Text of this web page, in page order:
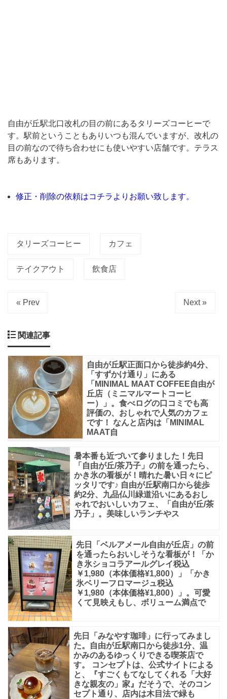
と
も
あ
り
つ
ん
い
す
改
札
の
目
の
前
な
の
で
待
ち
合
わ
せ
に
も
使
い
や
す
い
店
舗
で
自由が丘駅北口改札の目の前にあるタリーズコーヒーで
す。駅前ということもありいつも混んでいますが、改札の
目の前なので待ち合わせにも使いやすい店舗です。テラス
席もあります。
修正・削除の依頼はコチラよりお願い致します。
タリーズコーヒー カフェ
テイクアウト 飲食店
« Prev Next »
関連記事
自由が丘駅正面口から徒歩約4分、
「すずかけ通り」にある
「MINIMAL MAAT COFFEE自由が
丘店（ミニマルマートコーヒ
ー）」。食べログの口コミでも高
評価の、おしゃれで人気のカフェ
です！ なんと店内は「MINIMAL
MAAT自
暑本番も近づいて参りました！先日
「自由が丘/茶乃子」の前を通ったら、
かき氷の看板が！晴れた暑い日々にピ
ッタリです♪ 自由が丘駅南口から徒歩
約2分、九品仏川緑道沿いにあるおし
ゃれでおいしいカフェ、「自由が丘/茶
乃子」。美味しいランチやス
先日「ベルアメール自由が丘店」の前
を通ったらおいしそうな看板が！「か
き氷ショコラアールグレイ税込
￥1,980（本体価格¥1,800）」「かき
氷ベリーフロマージュ税込
￥1,980（本体価格¥1,800）」。可愛
くて見映えもし、ボリューム満点で
先日「みなやす珈琲」に行ってみまし
た。自由が丘駅南口から徒歩1分、温
かみのあるゆっくりできる喫茶店で
す。 コンセプトは、公式サイトによる
と、『すごくもてなしてくれる「大好
きな親友の」家』だそうで、そのコン
セプト通り、店内は木目法で緑も